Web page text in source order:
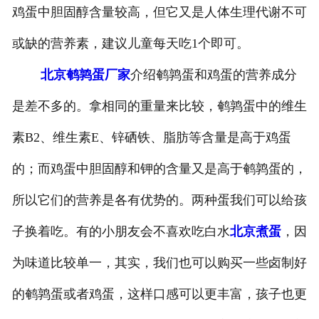
鸡蛋中胆固醇含量较高，但它又是人体生理代谢不可
或缺的营养素，建议儿童每天吃1个即可。
北京鹌鹑蛋厂家介绍鹌鹑蛋和鸡蛋的营养成分
是差不多的。拿相同的重量来比较，鹌鹑蛋中的维生
素B2、维生素E、锌硒铁、脂肪等含量是高于鸡蛋
的；而鸡蛋中胆固醇和钾的含量又是高于鹌鹑蛋的，
所以它们的营养是各有优势的。两种蛋我们可以给孩
子换着吃。有的小朋友会不喜欢吃白水北京煮蛋，因
为味道比较单一，其实，我们也可以购买一些卤制好
的鹌鹑蛋或者鸡蛋，这样口感可以更丰富，孩子也更